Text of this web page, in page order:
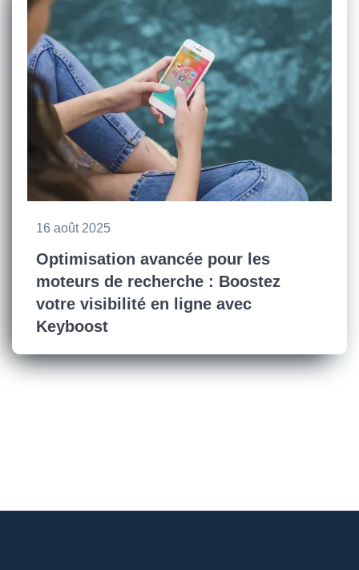
16 août 2025
Optimisation avancée pour les
moteurs de recherche : Boostez
votre visibilité en ligne avec
Keyboost